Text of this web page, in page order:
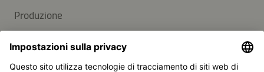
Produzione
SUPPORT